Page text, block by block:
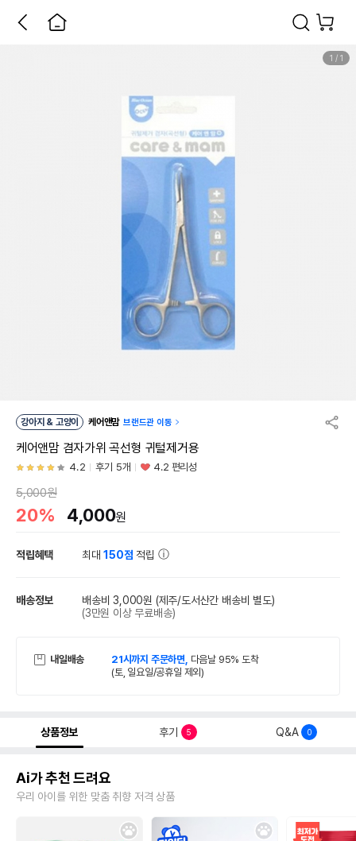
1 / 1
강아지 & 고양이 케어앤맘 브랜드관 이동
케어앤맘 겸자가위 곡선형 귀털제거용
4.2 후기 5개 4.2 편리성
5,000원
20% 4,000원
적립혜택 최대150점 적립
배송정보 배송비 3,000원 (제주/도서산간 배송비 별도)
(3만원 이상 무료배송)
내일배송 21시까지 주문하면, 다음날 95% 도착
(토, 일요일/공휴일 제외)
상품정보 후기 5 Q&A 0
Ai가 추천 드려요
우리 아이를 위한 맞춤 취향 저격 상품